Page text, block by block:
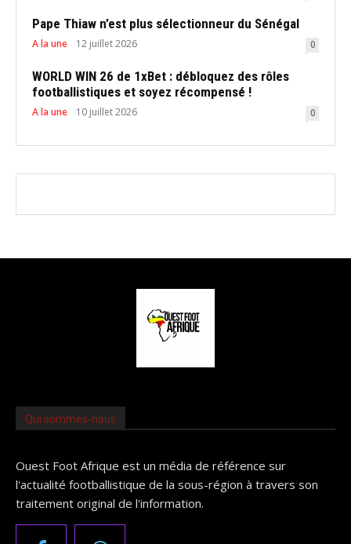
Pape Thiaw n’est plus sélectionneur du Sénégal
A la une 12 juillet 2026 0
WORLD WIN 26 de 1xBet : débloquez des rôles
footballistiques et soyez récompensé !
A la une 10 juillet 2026 0
Qui sommes-nous
Ouest Foot Afrique est un média de référence sur
l'actualité footballistique de la sous-région à travers son
traitement original de l'information.